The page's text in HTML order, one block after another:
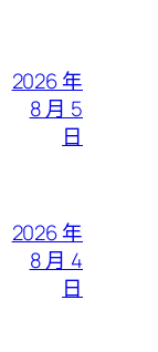
2026 年
8 月 5
日
2026 年
8 月 4
日